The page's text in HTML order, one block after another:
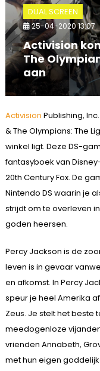
DUAL SCREEN
25-04-2020 13:07
Activision
The
aan
Activision Publishing,
& The Olympians: The
winkel ligt. Deze DS-
fantasyboek van
20th Century Fox. De
Nintendo DS waarin je
strijdt om te overleven
goden heersen.
Percy Jackson is de
leven is in gevaar
en afkomst. In Percy
speur je heel Amerika
Zeus. Je stelt het
meedogenloze
vrienden Annabeth,
met hun eigen